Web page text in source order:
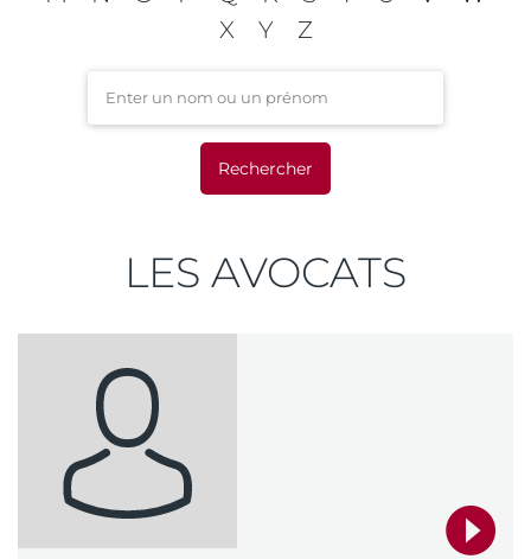
X
Y Z
Enter un nom ou un
LES AVOCATS